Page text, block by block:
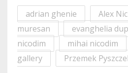
adrian ghenie Alex
muresan
evanghelia
nicodim
mihai nicodim
gallery
Przemek